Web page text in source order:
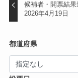
候補者・開票結果
2026年4月19日
都道府県